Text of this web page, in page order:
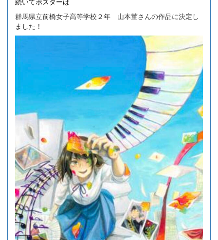
群馬県立前橋女子高等学校２年 山本菫さんの作品に決定し
ました！